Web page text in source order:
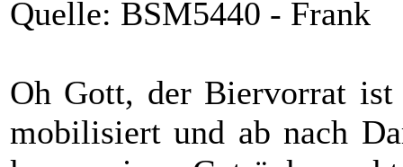
Quelle: BSM5440 - Frank
Oh Gott, der Biervorrat
mobilisiert und ab nach